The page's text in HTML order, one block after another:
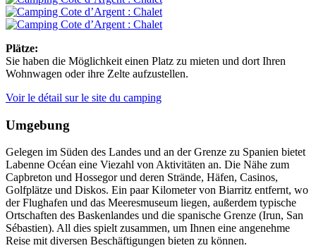
Plätze:
Sie haben die Möglichkeit einen Platz zu mieten und dort Ihren
Wohnwagen oder ihre Zelte aufzustellen.
Voir le détail sur le site du camping
Umgebung
Gelegen im Süden des Landes und an der Grenze zu Spanien bietet
Labenne Océan eine Viezahl von Aktivitäten an. Die Nähe zum
Capbreton und Hossegor und deren Strände, Häfen, Casinos,
Golfplätze und Diskos. Ein paar Kilometer von Biarritz entfernt, wo
der Flughafen und das Meeresmuseum liegen, außerdem typische
Ortschaften des Baskenlandes und die spanische Grenze (Irun, San
Sébastien). All dies spielt zusammen, um Ihnen eine angenehme
Reise mit diversen Beschäftigungen bieten zu können.